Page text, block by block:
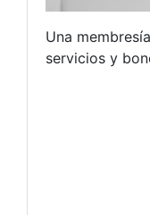
Una
servicios y